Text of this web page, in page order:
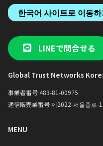
한국어 사이트로 이동
LINEで問合せる
Global Trust Networks
事業者番号 483-81-00975
通信販売業番号 제2022-서울종로-
MENU